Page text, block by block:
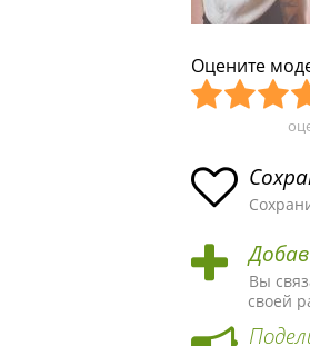
Оцените
асн
ая
ма
пло
хая
ма
ыч
ная
ма
ая
Вы
своей